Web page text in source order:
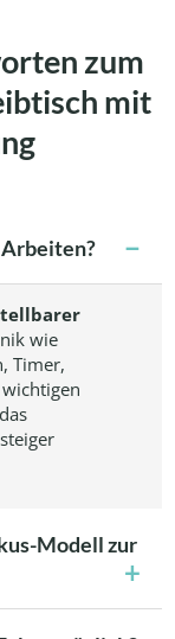
zum
mit
wie
Timer,
Modell zur